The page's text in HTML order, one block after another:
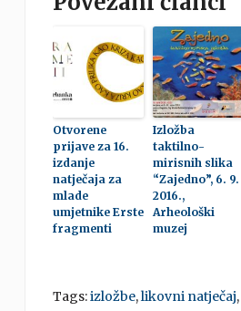
Otvorene
prijave za 16.
izdanje
natječaja za
mlade
umjetnike Erste
fragmenti
Izložba
taktilno-
mirisnih slika
“Zajedno”, 6. 9.
2016.,
Arheološki
muzej
Tags:izložbe,likovni natječaj,